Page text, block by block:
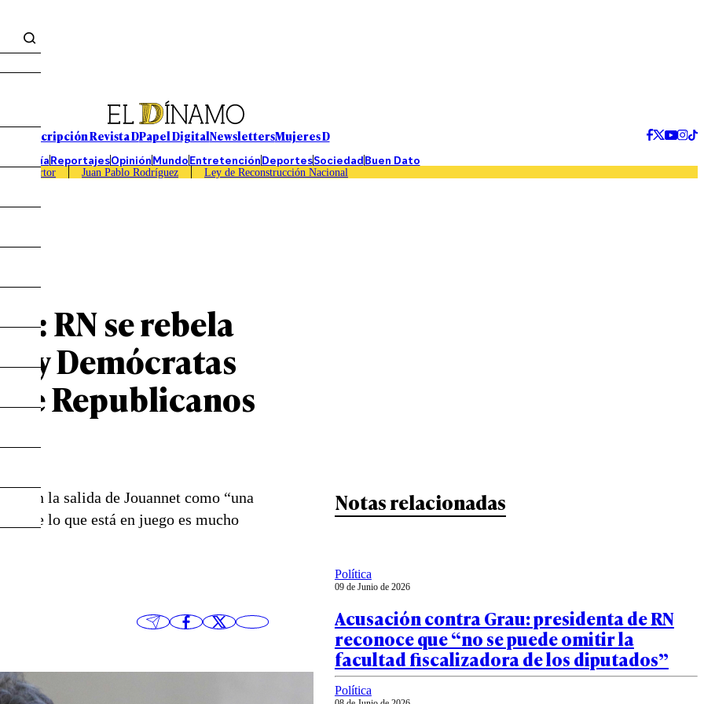
Suscripción Revista DPapel DigitalNewslettersMujeres D
EconomíaReportajesOpiniónMundoEntretenciónDeportesSociedadBuen Dato
Caso Sartor Juan Pablo Rodríguez Ley de Reconstrucción Nacional
RN se rebela
y Demócratas
Republicanos
la salida de Jouannet como “una
que lo que está en juego es mucho
Notas relacionadas
Política
09 de Junio de 2026
Acusación contra Grau: presidenta de RN
reconoce que “no se puede omitir la
facultad fiscalizadora de los diputados”
Política